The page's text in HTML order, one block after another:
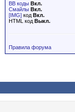
BB коды Вкл.
Смайлы Вкл.
[IMG] код Вкл.
HTML код Выкл.
Правила форума